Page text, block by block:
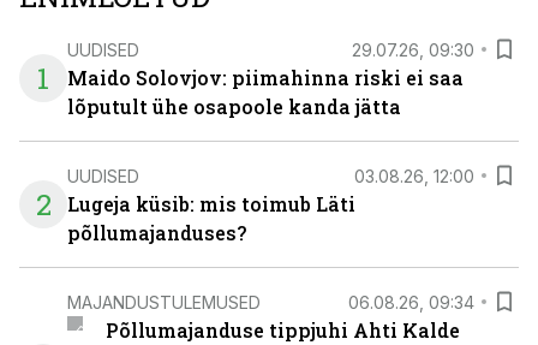
1
UUDISED 29.07.26, 09:30
Maido Solovjov: piimahinna riski ei saa
lõputult ühe osapoole kanda jätta
2
UUDISED 03.08.26, 12:00
Lugeja küsib: mis toimub Läti
põllumajanduses?
MAJANDUSTULEMUSED 06.08.26, 09:34
Põllumajanduse tippjuhi Ahti Kalde